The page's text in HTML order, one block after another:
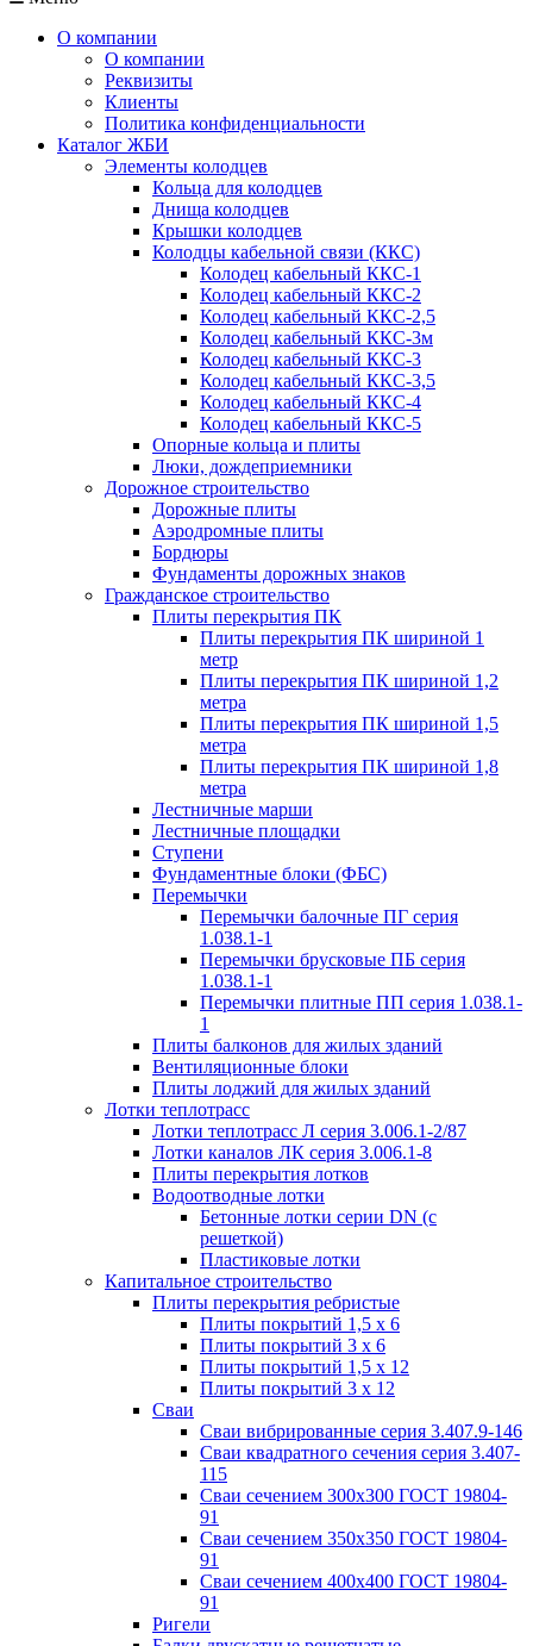
О компании
О компании
Реквизиты
Клиенты
Политика конфиденциальности
Каталог ЖБИ
Элементы колодцев
Кольца для колодцев
Днища колодцев
Крышки колодцев
Колодцы кабельной связи (ККС)
Колодец кабельный ККС-1
Колодец кабельный ККС-2
Колодец кабельный ККС-2,5
Колодец кабельный ККС-3м
Колодец кабельный ККС-3
Колодец кабельный ККС-3,5
Колодец кабельный ККС-4
Колодец кабельный ККС-5
Опорные кольца и плиты
Люки, дождеприемники
Дорожное строительство
Дорожные плиты
Аэродромные плиты
Бордюры
Фундаменты дорожных знаков
Гражданское строительство
Плиты перекрытия ПК
Плиты перекрытия ПК шириной 1
метр
Плиты перекрытия ПК шириной 1,2
метра
Плиты перекрытия ПК шириной 1,5
метра
Плиты перекрытия ПК шириной 1,8
метра
Лестничные марши
Лестничные площадки
Ступени
Фундаментные блоки (ФБС)
Перемычки
Перемычки балочные ПГ серия
1.038.1-1
Перемычки брусковые ПБ серия
1.038.1-1
Перемычки плитные ПП серия 1.038.1-
1
Плиты балконов для жилых зданий
Вентиляционные блоки
Плиты лоджий для жилых зданий
Лотки теплотрасс
Лотки теплотрасс Л серия 3.006.1-2/87
Лотки каналов ЛК серия 3.006.1-8
Плиты перекрытия лотков
Водоотводные лотки
Бетонные лотки серии DN (с
решеткой)
Пластиковые лотки
Капитальное строительство
Плиты перекрытия ребристые
Плиты покрытий 1,5 x 6
Плиты покрытий 3 x 6
Плиты покрытий 1,5 x 12
Плиты покрытий 3 x 12
Сваи
Сваи вибрированные серия 3.407.9-146
Сваи квадратного сечения серия 3.407-
115
Сваи сечением 300х300 ГОСТ 19804-
91
Сваи сечением 350х350 ГОСТ 19804-
91
Сваи сечением 400х400 ГОСТ 19804-
91
Ригели